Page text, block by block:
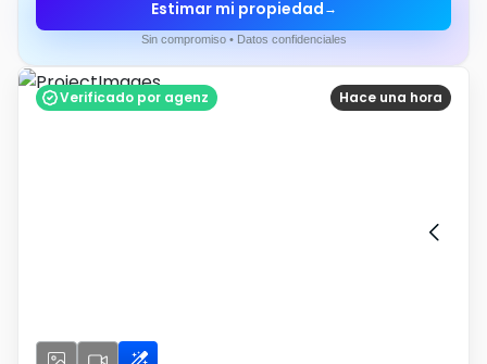
Estimar mi propiedad →
Sin compromiso • Datos confidenciales
Hace una hora
Verificado por agenz